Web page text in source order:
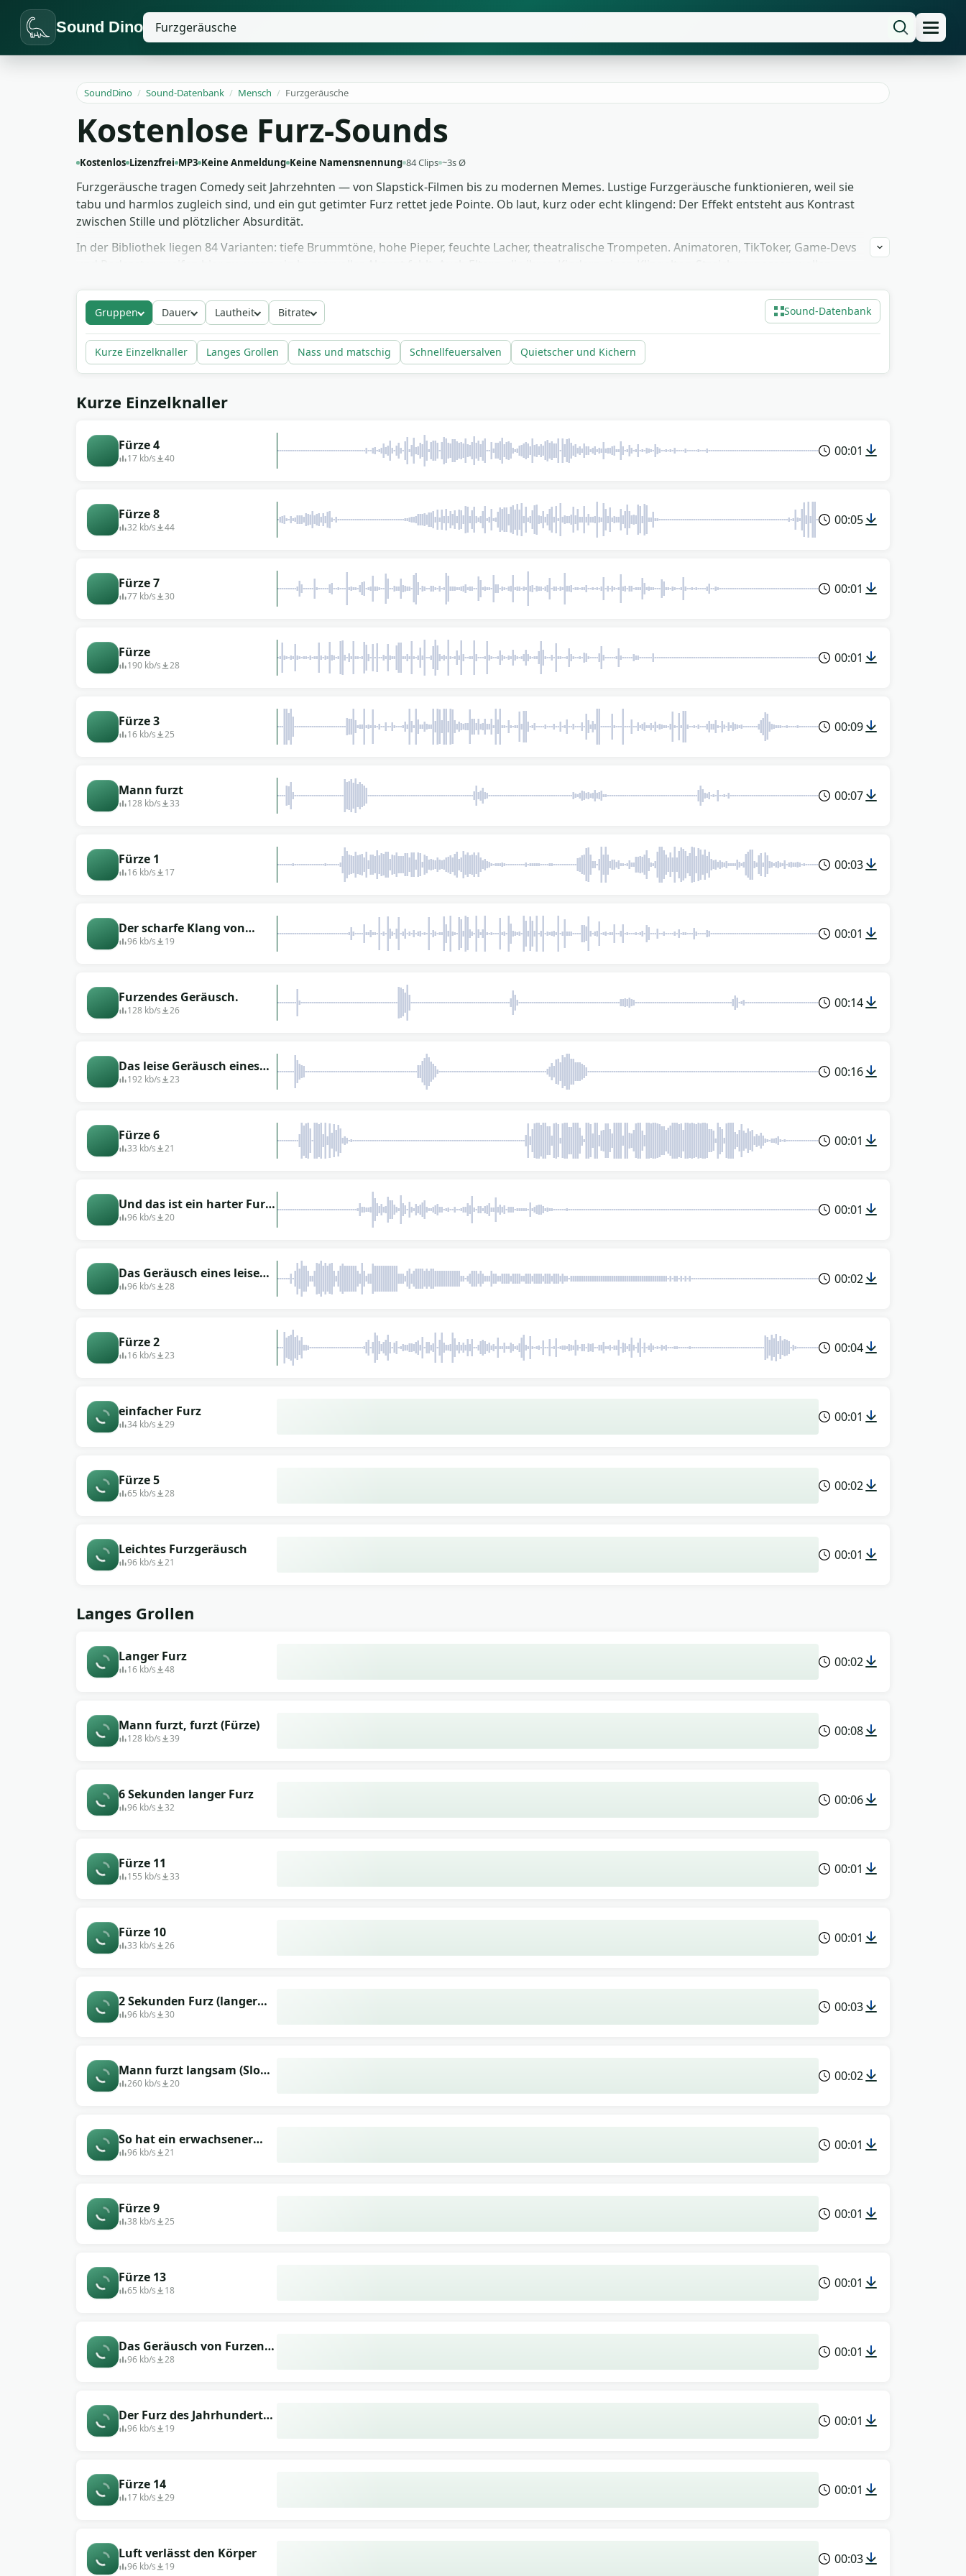
Sound Dino
SoundDino / Sound-Datenbank / Mensch / Furzgeräusche
Kostenlose Furz-Sounds
Kostenlos Lizenzfrei MP3 Keine Anmeldung Keine Namensnennung 84 Clips ~3s Ø
Furzgeräusche tragen Comedy seit Jahrzehnten — von Slapstick-Filmen bis zu modernen Memes. Lustige Furzgeräusche funktionieren, weil sie
tabu und harmlos zugleich sind, und ein gut getimter Furz rettet jede Pointe. Ob laut, kurz oder echt klingend: Der Effekt entsteht aus Kontrast
zwischen Stille und plötzlicher Absurdität.
In der Bibliothek liegen 84 Varianten: tiefe Brummtöne, hohe Pieper, feuchte Lacher, theatralische Trompeten. Animatoren, TikToker, Game-Devs
legen und das Publikum lachen lassen.
Gruppen Dauer Lautheit Bitrate Sound-Datenbank
Kurze Einzelknaller Langes Grollen Nass und matschig Schnellfeuersalven Quietscher und Kichern
Kurze Einzelknaller
Fürze 4
17 kb/s 40 00:01
Fürze 8
32 kb/s 44 00:05
Fürze 7
77 kb/s 30 00:01
Fürze
190 kb/s 28 00:01
Fürze 3
16 kb/s 25 00:09
Mann furzt
128 kb/s 33 00:07
Fürze 1
16 kb/s 17 00:03
Der scharfe Klang von
Pukley
96 kb/s 19 00:01
Furzendes Geräusch.
128 kb/s 26 00:14
Das leise Geräusch eines
furzenden Mannes
192 kb/s 23 00:16
Fürze 6
33 kb/s 21 00:01
Und das ist ein harter Furz
(besser nicht zuhören)
96 kb/s 20 00:01
Das Geräusch eines leisen
Furzes
96 kb/s 28 00:02
Fürze 2
16 kb/s 23 00:04
einfacher Furz
34 kb/s 29 00:01
Fürze 5
65 kb/s 28 00:02
Leichtes Furzgeräusch
96 kb/s 21 00:01
Langes Grollen
Langer Furz
16 kb/s 48 00:02
Mann furzt, furzt (Fürze)
128 kb/s 39 00:08
6 Sekunden langer Furz
96 kb/s 32 00:06
Fürze 11
155 kb/s 33 00:01
Fürze 10
33 kb/s 26 00:01
2 Sekunden Furz (langer
Ton)
96 kb/s 30 00:03
Mann furzt langsam (Slow
Fart)
260 kb/s 20 00:02
So hat ein erwachsener
Mann mit seinem Arsch
96 kb/s 21 00:01
Fürze 9
38 kb/s 25 00:01
Fürze 13
65 kb/s 18 00:01
Das Geräusch von Furzen
vor Spannung (der Mann
96 kb/s 28 00:01
Der Furz des Jahrhunderts
(wahrscheinlich hat es der
96 kb/s 19 00:01
Fürze 14
17 kb/s 29 00:01
Luft verlässt den Körper
96 kb/s 19 00:03